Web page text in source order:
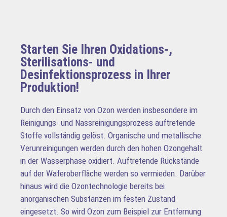
Starten Sie Ihren Oxidations-,
Sterilisations- und
Desinfektionsprozess in Ihrer
Produktion!
Durch den Einsatz von Ozon werden insbesondere im
Reinigungs- und Nassreinigungsprozess auftretende
Stoffe vollständig gelöst. Organische und metallische
Verunreinigungen werden durch den hohen Ozongehalt
in der Wasserphase oxidiert. Auftretende Rückstände
auf der Waferoberfläche werden so vermieden. Darüber
hinaus wird die Ozontechnologie bereits bei
anorganischen Substanzen im festen Zustand
eingesetzt. So wird Ozon zum Beispiel zur Entfernung